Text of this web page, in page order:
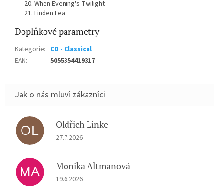
When Evening's Twilight
Linden Lea
Doplňkové parametry
Kategorie: CD - Classical
EAN: 5055354419317
OL Oldřich Linke
Hodnocení obchodu je 5 z 5 hvězdiček.
27.7.2026
MA Monika Altmanová
Hodnocení obchodu je 5 z 5 hvězdiček.
19.6.2026